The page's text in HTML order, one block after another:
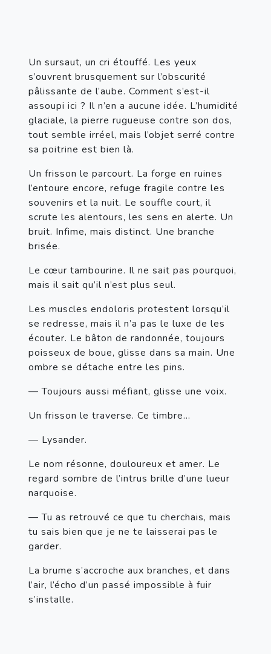
Un sursaut, un cri étouffé. Les yeux
s’ouvrent brusquement sur l’obscurité
pâlissante de l’aube. Comment s’est-il
assoupi ici ? Il n’en a aucune idée. L’humidité
glaciale, la pierre rugueuse contre son dos,
tout semble irréel, mais l’objet serré contre
sa poitrine est bien là.
Un frisson le parcourt. La forge en ruines
l’entoure encore, refuge fragile contre les
souvenirs et la nuit. Le souffle court, il
scrute les alentours, les sens en alerte. Un
bruit. Infime, mais distinct. Une branche
brisée.
Le cœur tambourine. Il ne sait pas pourquoi,
mais il sait qu’il n’est plus seul.
Les muscles endoloris protestent lorsqu’il
se redresse, mais il n’a pas le luxe de les
écouter. Le bâton de randonnée, toujours
poisseux de boue, glisse dans sa main. Une
ombre se détache entre les pins.
— Toujours aussi méfiant, glisse une voix.
Un frisson le traverse. Ce timbre...
— Lysander.
Le nom résonne, douloureux et amer. Le
regard sombre de l’intrus brille d’une lueur
narquoise.
— Tu as retrouvé ce que tu cherchais, mais
tu sais bien que je ne te laisserai pas le
garder.
La brume s’accroche aux branches, et dans
l’air, l’écho d’un passé impossible à fuir
s’installe.